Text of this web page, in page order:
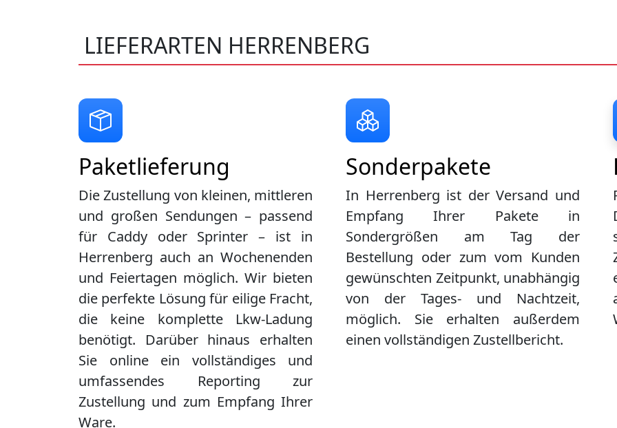
LIEFERARTEN HERRENBERG
Paketlieferung
Die Zustellung von kleinen, mittleren
und großen Sendungen – passend
für Caddy oder Sprinter – ist in
Herrenberg auch an Wochenenden
und Feiertagen möglich. Wir bieten
die perfekte Lösung für eilige Fracht,
die keine komplette Lkw-Ladung
benötigt. Darüber hinaus erhalten
Sie online ein vollständiges und
umfassendes Reporting zur
Zustellung und zum Empfang Ihrer
Ware.
Sonderpakete
In Herrenberg ist der Versand und
Empfang Ihrer Pakete in
Sondergrößen am Tag der
Bestellung oder zum vom Kunden
gewünschten Zeitpunkt, unabhängig
von der Tages- und Nachtzeit,
möglich. Sie erhalten außerdem
einen vollständigen Zustellbericht.